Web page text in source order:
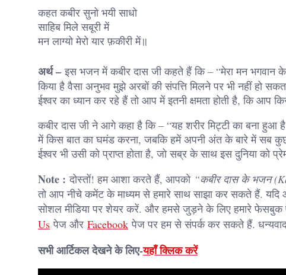
कहत कबीर सुनो भयी साधो
साहिब मिले सबूरी में
मन लाग्यो मेरो यार फ़कीरी में॥
अर्थ – इस भजन में कबीर दास जी कहते हैं कि – “मेरा मन
किया है वैसा अनुभव मुझे अरबों की संपत्ति मिलने पर भी नहीं हो
ईश्वर का ध्यान कर रहे हैं तो आप में इतनी क्षमता होती है, कि आप
कबीर दास जी ने आगे कहा है कि – “यह शरीर मिट्टी का बना हुआ
में किस बात का घमंड करना, जबकि हमें अपनी अंत के बारे में सब
ईश्वर भी उसी को प्राप्त होता है, जो सब्र के साथ इस दुनिया को
Note : दोस्तों! हम आशा करते हैं, आपको “कबीर दास के भजन
तो आप नीचे कमेंट के माध्यम से हमारे साथ साझा कर सकते हैं. यदि
सोशल मीडिया पर शेयर करें. और हमसे जुड़ने के लिए हमारे फेसबुक
Us पेज और Facebook पेज पर हम से संपर्क कर सकते हैं.
सभी आर्टिकल देखने के लिए-यहाँ क्लिक करें